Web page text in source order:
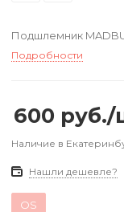
Подшлемник
Подробности
600 руб./
Наличие в
Нашли дешевле?
OS